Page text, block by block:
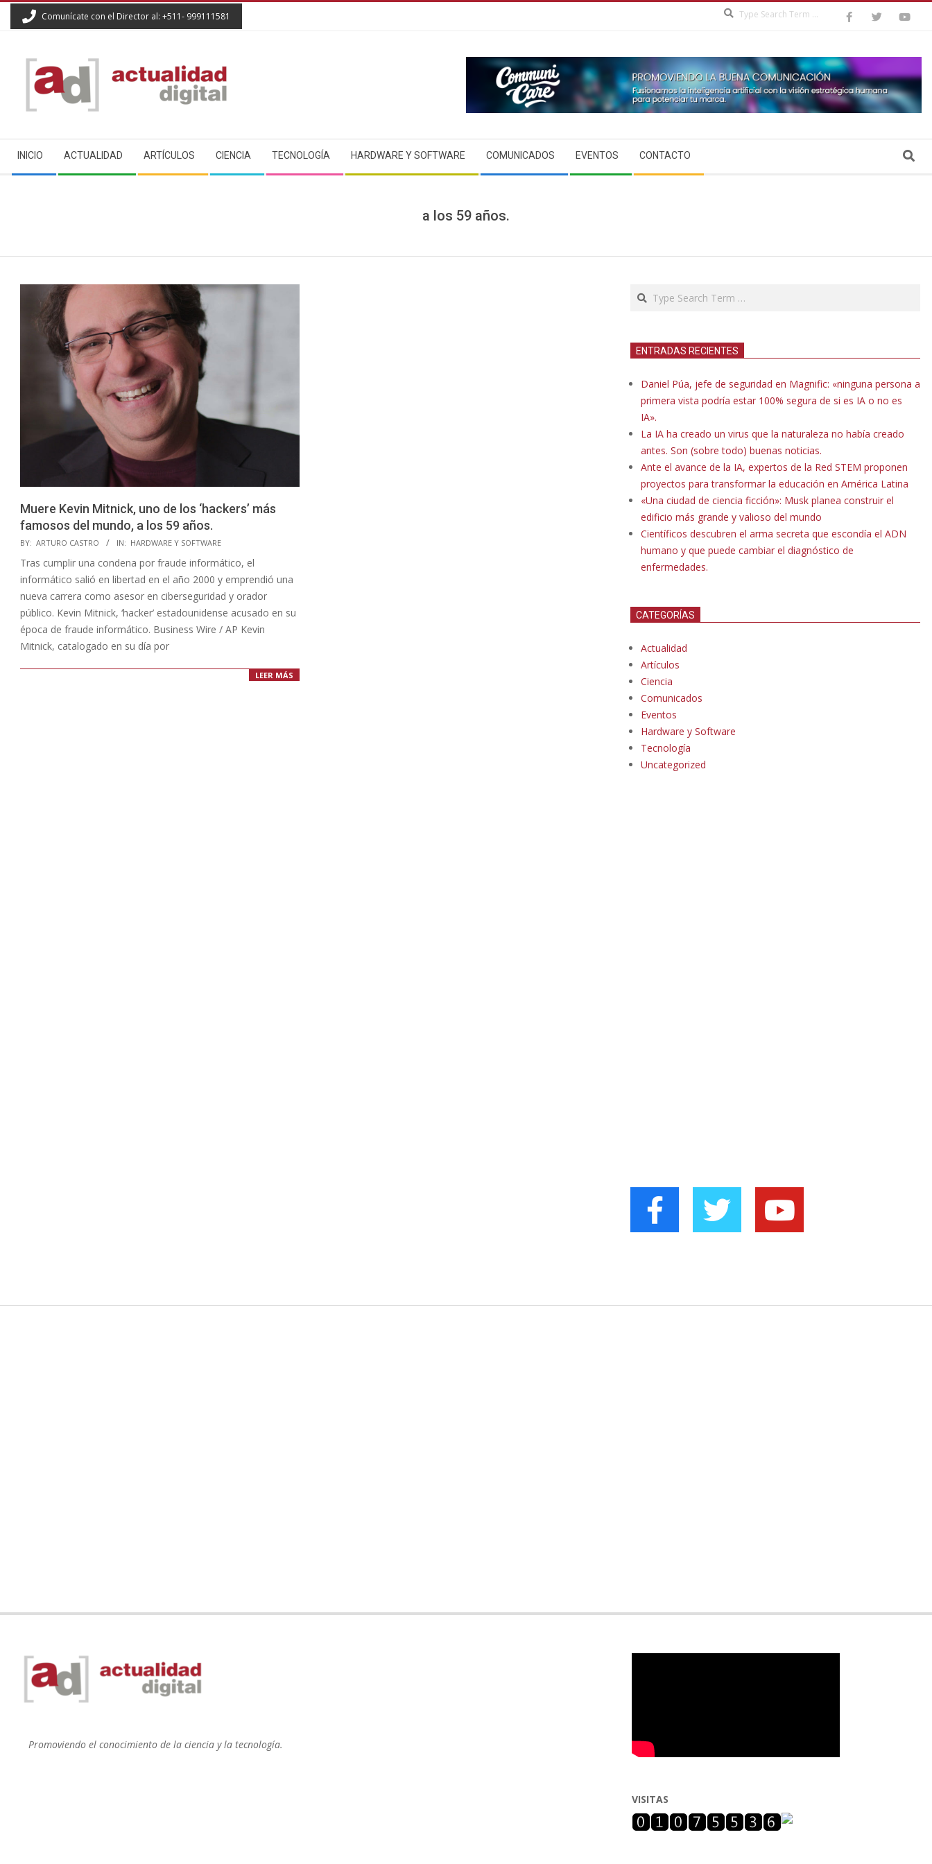
Comunícate con el Director al: +511- 999111581
ACTUALIDAD
DIGITAL
Navigation
Menu
INICIO ACTUALIDAD ARTÍCULOS CIENCIA TECNOLOGÍA HARDWARE Y SOFTWARE COMUNICADOS EVENTOS CONTACTO Search
a los 59 años.
Muere Kevin Mitnick, uno de los ‘hackers’ más
famosos del mundo, a los 59 años.
2023-
07-
26
BY: ARTURO CASTRO IN: HARDWARE Y SOFTWARE
Tras cumplir una condena por fraude informático, el
informático salió en libertad en el año 2000 y emprendió una
nueva carrera como asesor en ciberseguridad y orador
público. Kevin Mitnick, ‘hacker’ estadounidense acusado en su
época de fraude informático. Business Wire / AP Kevin
Mitnick, catalogado en su día por
LEER MÁS
Search
ENTRADAS RECIENTES
Daniel Púa, jefe de seguridad en Magnific: «ninguna persona a
primera vista podría estar 100% segura de si es IA o no es
IA».
La IA ha creado un virus que la naturaleza no había creado
antes. Son (sobre todo) buenas noticias.
Ante el avance de la IA, expertos de la Red STEM proponen
proyectos para transformar la educación en América Latina
«Una ciudad de ciencia ficción»: Musk planea construir el
edificio más grande y valioso del mundo
Científicos descubren el arma secreta que escondía el ADN
humano y que puede cambiar el diagnóstico de
enfermedades.
CATEGORÍAS
Actualidad
Artículos
Ciencia
Comunicados
Eventos
Hardware y Software
Tecnología
Uncategorized
Promoviendo el conocimiento de la ciencia y la tecnología.
VISITAS